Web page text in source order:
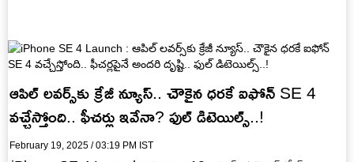
ఆపిల్ లవర్స్‌కు క్రేజీ న్యూస్.. చౌకైన ధరకే ఐఫోన్ SE 4
వచ్చేస్తోంది.. ఫీచర్లు ఇవేనా? ఫుల్ డిటెయిల్స్..!
February 19, 2025 / 03:19 PM IST